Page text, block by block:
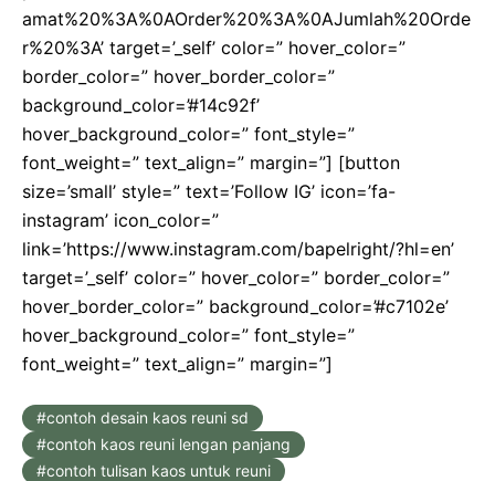
amat%20%3A%0AOrder%20%3A%0AJumlah%20Orde
r%20%3A’ target=’_self’ color=” hover_color=”
border_color=” hover_border_color=”
background_color=’#14c92f’
hover_background_color=” font_style=”
font_weight=” text_align=” margin=”] [button
size=’small’ style=” text=’Follow IG’ icon=’fa-
instagram’ icon_color=”
link=’https://www.instagram.com/bapelright/?hl=en’
target=’_self’ color=” hover_color=” border_color=”
hover_border_color=” background_color=’#c7102e’
hover_background_color=” font_style=”
font_weight=” text_align=” margin=”]
contoh desain kaos reuni sd
contoh kaos reuni lengan panjang
contoh tulisan kaos untuk reuni